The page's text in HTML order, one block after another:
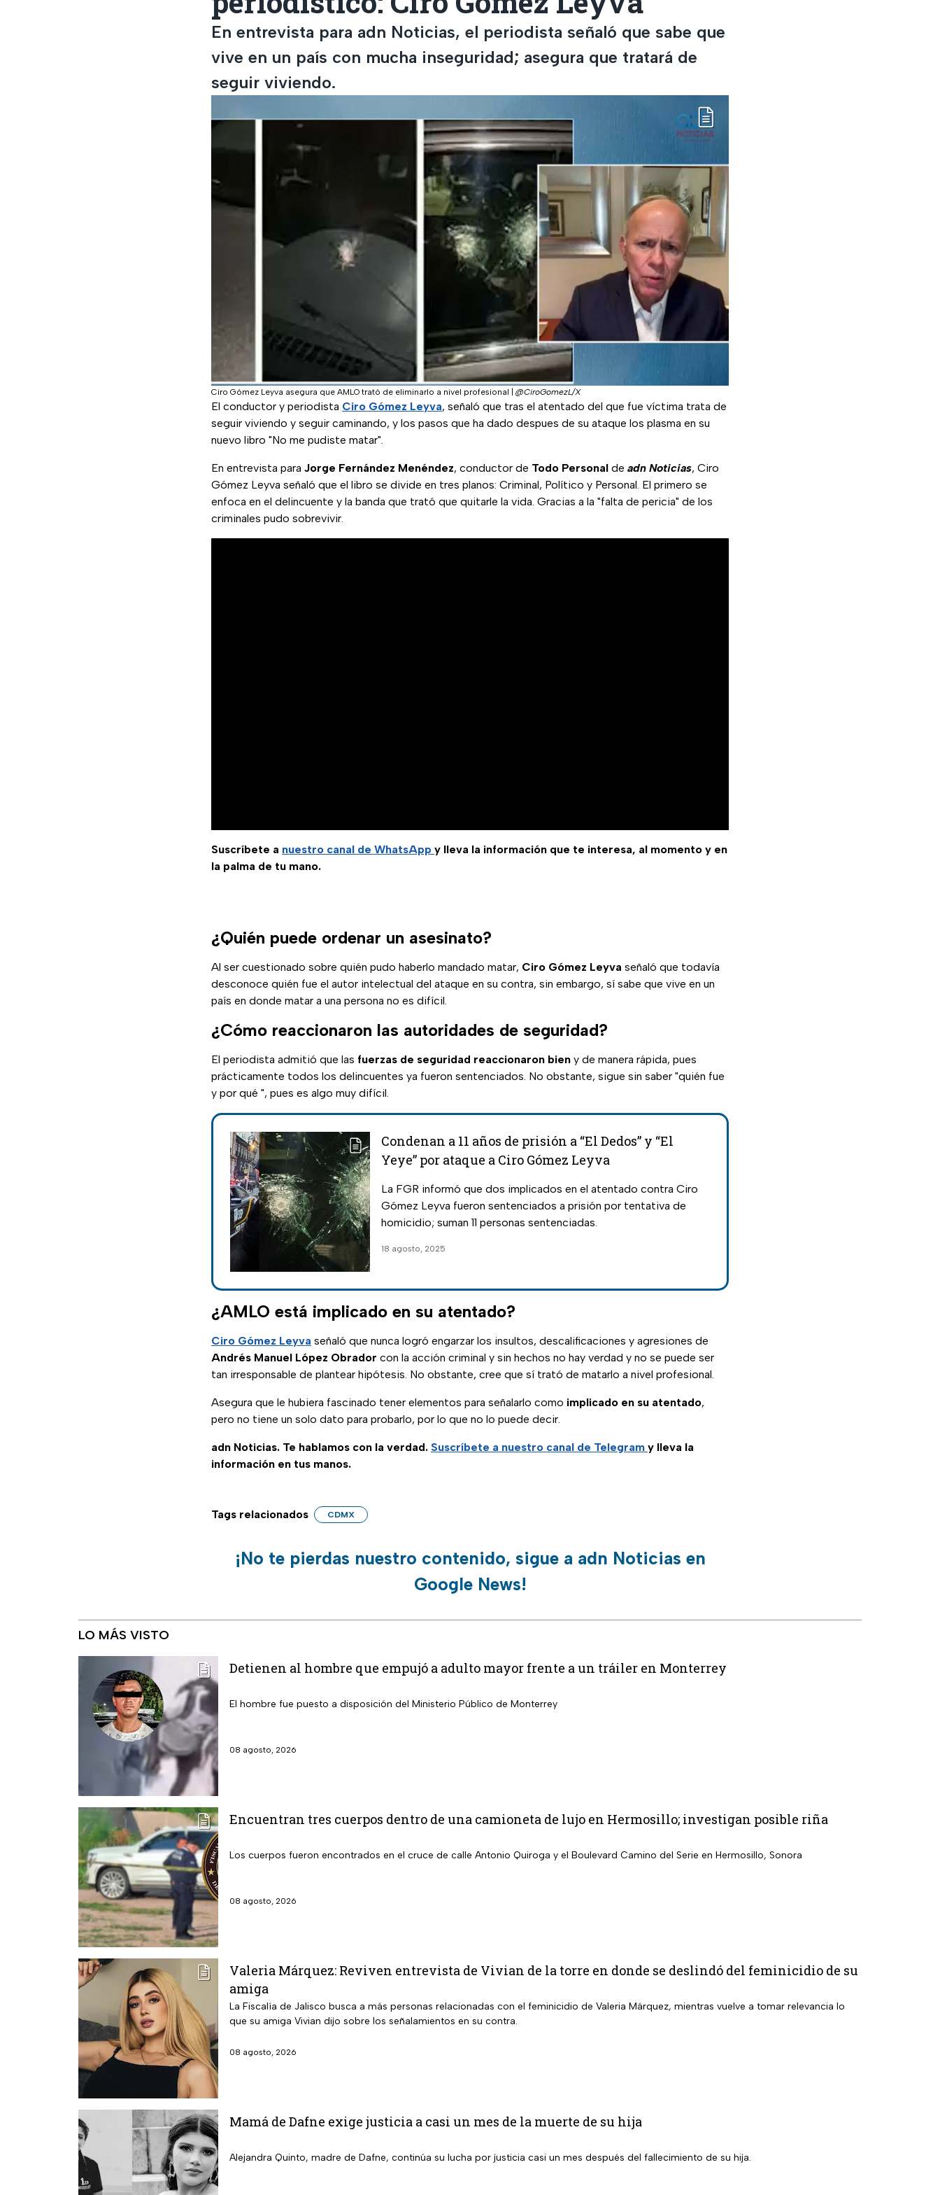
En entrevista para adn Noticias, el periodista señaló que sabe que
vive en un país con mucha inseguridad; asegura que tratará de
seguir viviendo.
Ciro Gómez Leyva asegura que AMLO trató de eliminarlo a nivel profesional @CiroGomezL/X
El conductor y periodista Ciro Gómez Leyva, señaló que tras el atentado del que fue víctima trata de
seguir viviendo y seguir caminando, y los pasos que ha dado despues de su ataque los plasma en su
nuevo libro "No me pudiste matar".
En entrevista para Jorge Fernández Menéndez, conductor de Todo Personal de adn Noticias, Ciro
Gómez Leyva señaló que el libro se divide en tres planos: Criminal, Político y Personal. El primero se
enfoca en el delincuente y la banda que trató que quitarle la vida. Gracias a la "falta de pericia" de los
criminales pudo sobrevivir.
Suscríbete a nuestro canal de WhatsApp y lleva la información que te interesa, al momento y en
la palma de tu mano.
¿Quién puede ordenar un asesinato?
Al ser cuestionado sobre quién pudo haberlo mandado matar, Ciro Gómez Leyva señaló que todavía
desconoce quién fue el autor intelectual del ataque en su contra, sin embargo, sí sabe que vive en un
país en donde matar a una persona no es difícil.
¿Cómo reaccionaron las autoridades de seguridad?
El periodista admitió que las fuerzas de seguridad reaccionaron bien y de manera rápida, pues
prácticamente todos los delincuentes ya fueron sentenciados. No obstante, sigue sin saber "quién fue
y por qué ", pues es algo muy difícil.
Condenan a 11 años de prisión a “El Dedos” y “El
Yeye” por ataque a Ciro Gómez Leyva
La FGR informó que dos implicados en el atentado contra Ciro
Gómez Leyva fueron sentenciados a prisión por tentativa de
homicidio; suman 11 personas sentenciadas.
18 agosto, 2025
¿AMLO está implicado en su atentado?
Ciro Gómez Leyva señaló que nunca logró engarzar los insultos, descalificaciones y agresiones de
Andrés Manuel López Obrador con la acción criminal y sin hechos no hay verdad y no se puede ser
tan irresponsable de plantear hipótesis. No obstante, cree que sí trató de matarlo a nivel profesional.
Asegura que le hubiera fascinado tener elementos para señalarlo como implicado en su atentado,
pero no tiene un solo dato para probarlo, por lo que no lo puede decir.
adn Noticias. Te hablamos con la verdad. Suscríbete a nuestro canal de Telegram y lleva la
información en tus manos.
Tags relacionados CDMX
¡No te pierdas nuestro contenido, sigue a adn Noticias en
Google News!
LO MÁS VISTO
Detienen al hombre que empujó a adulto mayor frente a un tráiler en Monterrey
El hombre fue puesto a disposición del Ministerio Público de Monterrey
08 agosto, 2026
Encuentran tres cuerpos dentro de una camioneta de lujo en Hermosillo; investigan posible riña
Los cuerpos fueron encontrados en el cruce de calle Antonio Quiroga y el Boulevard Camino del Serie en Hermosillo, Sonora
08 agosto, 2026
Valeria Márquez: Reviven entrevista de Vivian de la torre en donde se deslindó del feminicidio de su
amiga
La Fiscalía de Jalisco busca a más personas relacionadas con el feminicidio de Valeria Márquez, mientras vuelve a tomar relevancia lo
que su amiga Vivian dijo sobre los señalamientos en su contra.
08 agosto, 2026
Mamá de Dafne exige justicia a casi un mes de la muerte de su hija
Alejandra Quinto, madre de Dafne, continúa su lucha por justicia casi un mes después del fallecimiento de su hija.